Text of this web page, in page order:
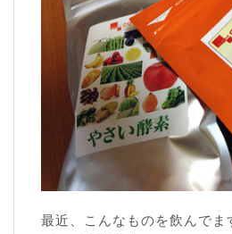
最近、こんなものを飲んでま